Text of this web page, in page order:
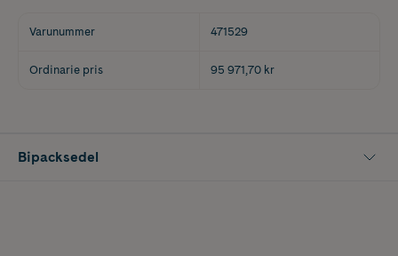
Varunummer 471529
Ordinarie pris 95 971,70 kr
Bipacksedel